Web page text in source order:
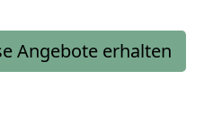
Angebote erhalten